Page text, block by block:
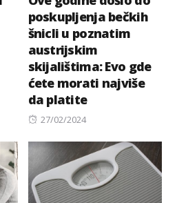
poskupljenja bečkih
šnicli u poznatim
austrijskim
skijalištima: Evo gde
ćete morati najviše
da platite
Posted
27/02/2024